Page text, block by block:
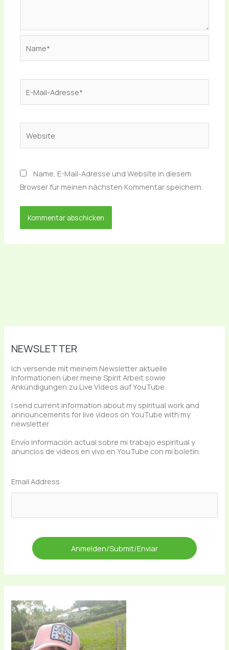
Mail-
Name, E-Mail-Adresse und Website in diesem
Browser für meinen nächsten Kommentar speichern.
NEWSLETTER
Ich versende mit meinem Newsletter aktuelle
Informationen über meine Spirit Arbeit sowie
Ankündigungen zu Live Videos auf YouTube.
I send current information about my spiritual work and
announcements for live videos on YouTube with my
newsletter.
Envío información actual sobre mi trabajo espiritual y
anuncios de videos en vivo en YouTube con mi boletín.
Email Address